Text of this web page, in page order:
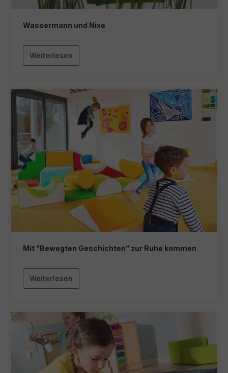
Wassermann und Nixe
Weiterlesen
Mit "Bewegten Geschichten" zur Ruhe kommen
Weiterlesen